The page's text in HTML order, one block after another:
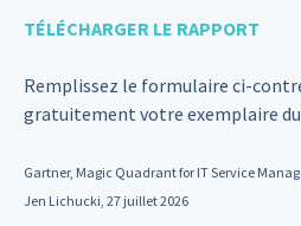
TÉLÉCHARGER LE RAPPORT
Remplissez le formulaire ci-
gratuitement votre exemplaire
Gartner, Magic Quadrant for IT Service
Jen Lichucki, 27 juillet 2026